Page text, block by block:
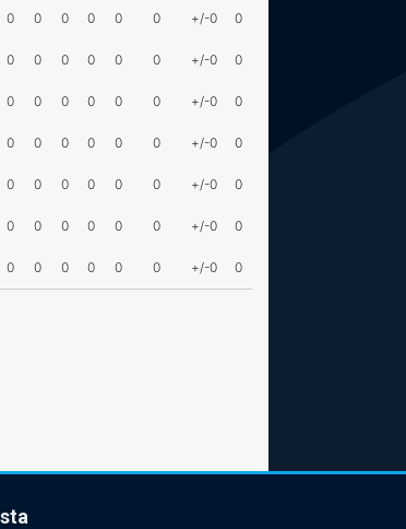
0 0 0 0 0 0 +/-0 0
0 0 0 0 0 0 +/-0 0
0 0 0 0 0 0 +/-0 0
0 0 0 0 0 0 +/-0 0
0 0 0 0 0 0 +/-0 0
0 0 0 0 0 0 +/-0 0
0 0 0 0 0 0 +/-0 0